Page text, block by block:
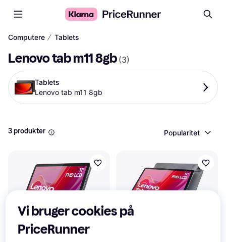
Computere ∕ Tablets
Lenovo tab m11 8gb (3)
Tablets
Lenovo tab m11 8gb
3 produkter Popularitet
Vi bruger cookies på
PriceRunner